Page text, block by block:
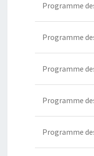
Programme
Programme
Programme
Programme
Programme